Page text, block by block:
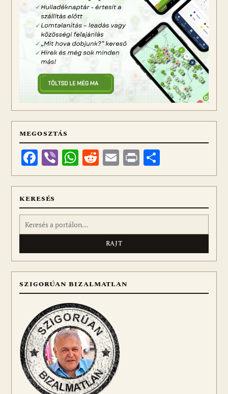
MEGOSZTÁS
Facebook
ViberWhatsApp
Reddit
Email
Print
meg
KERESÉS
Keresés:
SZIGORÚAN BIZALMATLAN